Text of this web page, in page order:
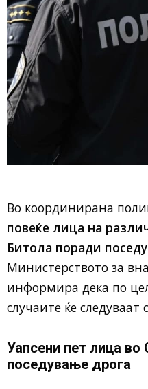
Во координирана
повеќе лица на
Битола поради
Министерството за
информира дека по
случаите ќе
Уапсени пет лица во
поседување дрога